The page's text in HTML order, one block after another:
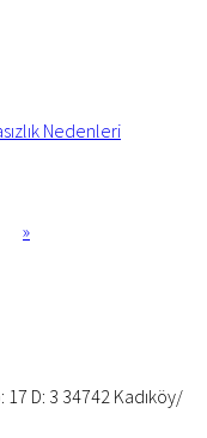
Nedenleri
»
17 D: 3 34742 Kadıköy/